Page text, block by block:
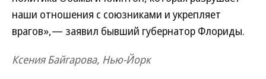
наши отношения с союзниками и укрепляет
врагов»,— заявил бывший губернатор Флориды.
Ксения Байгарова, Нью-Йорк